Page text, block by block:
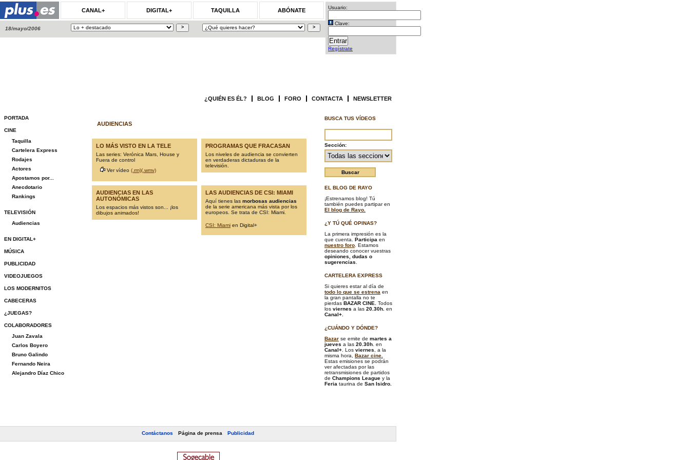
CANAL+ DIGITAL+ TAQUILLA ABÓNATE
18/mayo/2006
Usuario:
Clave:
Regístrate
¿QUIÉN ES ÉL? BLOG FORO CONTACTA NEWSLETTER
PORTADA
CINE
Taquilla
Cartelera Express
Rodajes
Actores
Apostamos por...
Anecdotario
Rankings
TELEVISIÓN
Audiencias
EN DIGITAL+
MÚSICA
PUBLICIDAD
VIDEOJUEGOS
LOS MODERNITOS
CABECERAS
¿JUEGAS?
COLABORADORES
Juan Zavala
Carlos Boyero
Bruno Galindo
Fernando Neira
Alejandro Díaz Chico
AUDIENCIAS
LO MÁS VISTO EN LA TELE
Las series: Verónica Mars, House y
Fuera de control
Ver vídeo (.rm)(.wmv)
PROGRAMAS QUE FRACASAN
Los niveles de audiencia se convierten
en verdaderas dictaduras de la
televisión.
AUDIENCIAS EN LAS
AUTONÓMICAS
Los espacios más vistos son... ¡los
dibujos animados!
LAS AUDIENCIAS DE CSI: MIAMI
Aquí tienes las morbosas audiencias
de la serie americana más vista por los
europeos. Se trata de CSI: Miami.
CSI: Miami en Digital+
BUSCA TUS VÍDEOS
Sección:
EL BLOG DE RAYO
¡Estrenamos blog! Tú
también puedes partipar en
El blog de Rayo.
¿Y TÚ QUÉ OPINAS?
La primera impresión es la
que cuenta. Participa en
nuestro foro . Estamos
deseando conocer vuestras
opiniones, dudas o
sugerencias
CARTELERA EXPRESS
Si quieres estar al día de
todo lo que se estrena en
la gran pantalla no te
pierdas BAZAR CINE. Todos
los viernes a las 20.30h. en
Canal+.
¿CUÁNDO Y DÓNDE?
Bazar se emite de martes a
jueves a las 20.30h . en
Canal+ . Los viernes , a la
misma hora, Bazar cine.
Estas emisiones se podrán
ver afectadas por las
retransmisiones de partidos
de Champions League y la
Feria taurina de San Isidro.
Contáctanos Página de prensa Publicidad